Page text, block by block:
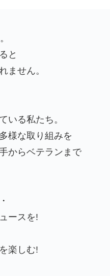
と
ません。
いる私たち。
様な取り組みを
からベテランまで
ースを!
楽しむ!